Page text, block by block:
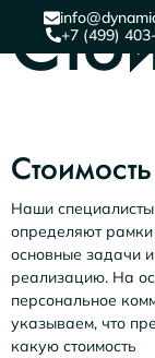
+7 (499)
Наши
определяют
основные задачи
реализацию. На
персональное
указываем, что
какую стоимость